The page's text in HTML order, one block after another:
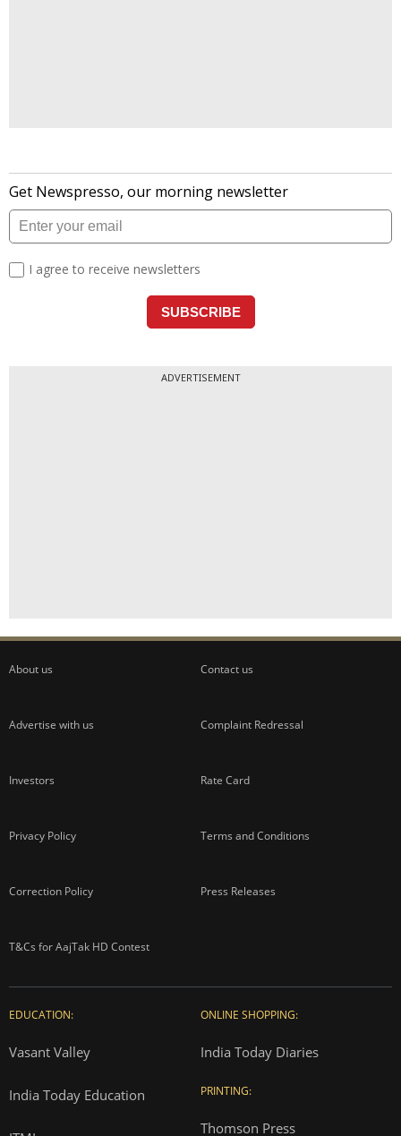
ADVERTISEMENT
About us Contact us
Advertise with us Complaint Redressal
Investors Rate Card
Privacy Policy Terms and Conditions
Correction Policy Press Releases
T&Cs for AajTak HD Contest
EDUCATION:
Vasant Valley
India Today Education
ONLINE SHOPPING:
India Today Diaries
PRINTING:
Thomson Press